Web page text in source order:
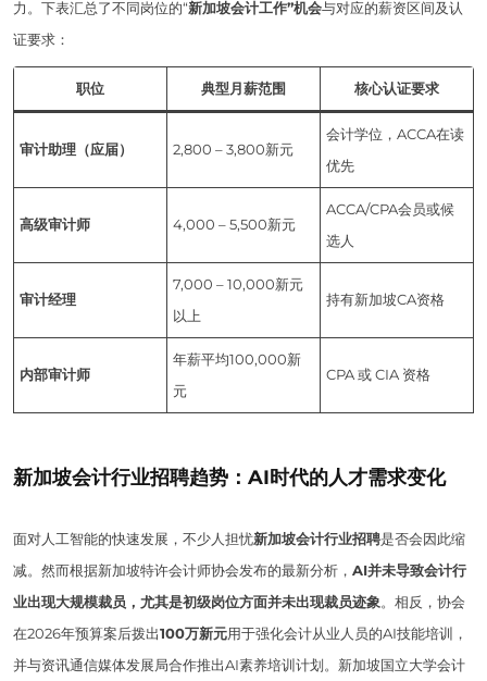
力。下表汇总了不同岗位的“新加坡会计工作”机会与对应的薪资区间及认
证要求：
职位 典型月薪范围 核心认证要求
审计助理（应届） 2,800 – 3,800新元
会计学位，ACCA在读
优先
高级审计师 4,000 – 5,500新元
ACCA/CPA会员或候
选人
审计经理
7,000 – 10,000新元
以上
持有新加坡CA资格
内部审计师
年薪平均100,000新
元
CPA 或 CIA 资格
新加坡会计行业招聘趋势：AI时代的人才需求变化
面对人工智能的快速发展，不少人担忧新加坡会计行业招聘是否会因此缩
减。然而根据新加坡特许会计师协会发布的最新分析， AI并未导致会计行
业出现大规模裁员，尤其是初级岗位方面并未出现裁员迹象。相反，协会
在2026年预算案后拨出100万新元用于强化会计从业人员的AI技能培训，
并与资讯通信媒体发展局合作推出AI素养培训计划。新加坡国立大学会计